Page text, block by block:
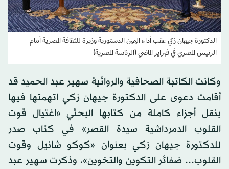
الدكتورة جيهان زكي عقب أداء اليمين الدستورية وزيرة للثقافة المصرية أمام
الرئيس المصري في فبراير الماضي (الرئاسة المصرية)
وكانت الكاتبة الصحافية والروائية سهير عبد الحميد قد
أقامت دعوى على الدكتورة جيهان زكي اتهمتها فيها
بنقل أجزاء كاملة من كتابها البحثي «اغتيال قوت
القلوب الدمرداشية سيدة القصر» في كتاب صدر
للدكتورة جيهان زكي بعنوان «كوكو شانيل وقوت
القلوب... ضفائر التكوين والتخوين»، وذكرت سهير عبد